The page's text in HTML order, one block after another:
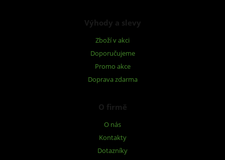
Výhody a slevy
Zboží v akci
Doporučujeme
Promo akce
Doprava zdarma
O firmě
O nás
Kontakty
Dotazníky